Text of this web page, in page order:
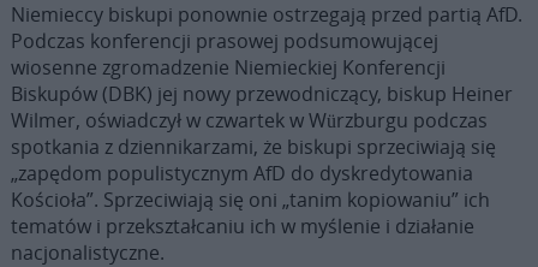
Niemieccy biskupi ponownie ostrzegają przed partią AfD.
Podczas konferencji prasowej podsumowującej
wiosenne zgromadzenie Niemieckiej Konferencji
Biskupów (DBK) jej nowy przewodniczący, biskup Heiner
Wilmer, oświadczył w czwartek w Würzburgu podczas
spotkania z dziennikarzami, że biskupi sprzeciwiają się
„zapędom populistycznym AfD do dyskredytowania
Kościoła”. Sprzeciwiają się oni „tanim kopiowaniu” ich
tematów i przekształcaniu ich w myślenie i działanie
nacjonalistyczne.